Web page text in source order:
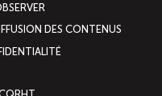
DES CONTENUS